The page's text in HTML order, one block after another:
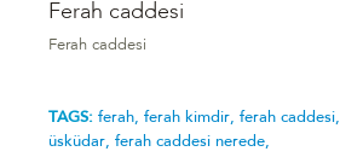
Ferah caddesi
Ferah caddesi
TAGS: ferah, ferah kimdir, ferah caddesi,
üsküdar, ferah caddesi nerede,